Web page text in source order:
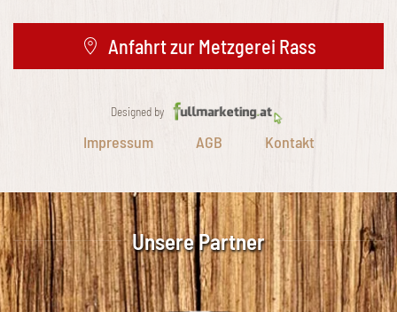
Anfahrt zur Metzgerei Rass
Designed by
Impressum AGB Kontakt
Unsere Partner